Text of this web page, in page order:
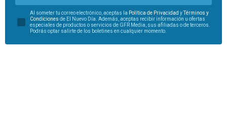
Al someter tu correo electrónico, aceptas la Política de Privacidad yTérminos y
Condiciones de El Nuevo Día. Además, aceptas recibir información u ofertas
especiales de productos o servicios de GFR Media, sus afiliadas o de terceros.
Podrás optar salirte de los boletines en cualquier momento.